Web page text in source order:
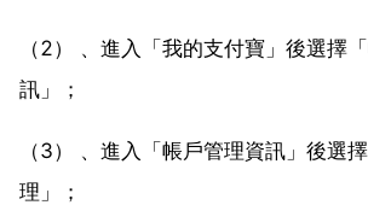
（2） 、進入「我的支付寶」後選擇
訊」；
（3） 、進入「帳戶管理資訊」後選
理」；